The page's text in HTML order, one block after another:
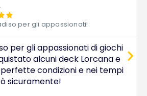

per gli appassionati!
per gli appassionati di giochi
alcuni deck Lorcana e
condizioni e nei tempi
sicuramente!